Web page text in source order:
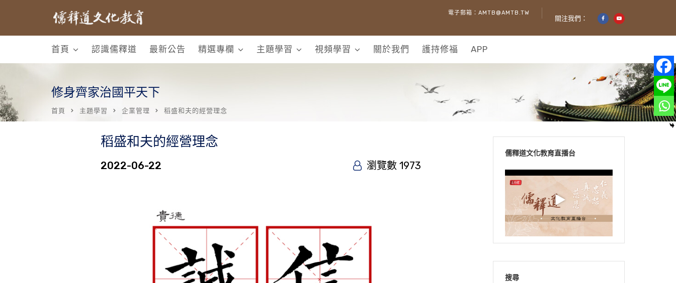
電子郵箱：AMTB@AMTB.TW
關注我們：
首頁 認識儒釋道 最新公告 精選專欄 主題學習 視頻學習 關於我們 護持修福 APP
修身齊家治國平天下
首頁 主題學習 企業管理 稻盛和夫的經營理念
稻盛和夫的經營理念
2022-06-22 瀏覽數 1973
儒釋道文化教育直播台
搜尋